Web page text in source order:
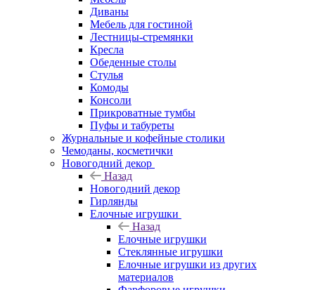
Диваны
Мебель для гостиной
Лестницы-стремянки
Кресла
Обеденные столы
Стулья
Комоды
Консоли
Прикроватные тумбы
Пуфы и табуреты
Журнальные и кофейные столики
Чемоданы, косметички
Новогодний декор
Назад
Новогодний декор
Гирлянды
Елочные игрушки
Назад
Елочные игрушки
Стеклянные игрушки
Елочные игрушки из других
материалов